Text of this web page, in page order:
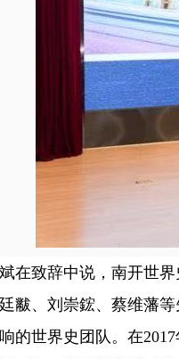
在致辞中说，南开世
黻、刘崇鋐、蔡维藩
的世界史团队。在